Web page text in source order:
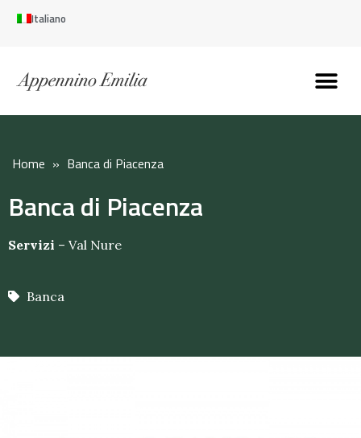
Italiano
Home » Banca di Piacenza
Banca di Piacenza
Servizi – Val Nure
Banca